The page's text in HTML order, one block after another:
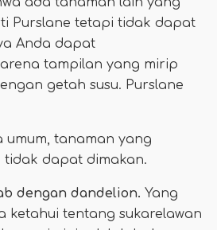
Purslane tetapi tidak dapat
Anda dapat
tampilan yang mirip
getah susu. Purslane
umum, tanaman yang
tidak dapat dimakan.
dengan dandelion. Yang
ketahui tentang sukarelawan